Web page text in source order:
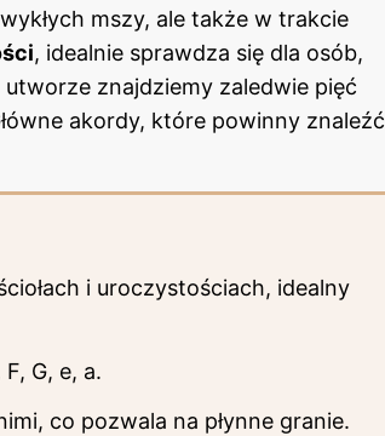
mszy, ale także w trakcie
, idealnie sprawdza się dla osób,
znajdziemy zaledwie pięć
akordy, które powinny znaleźć
i uroczystościach, idealny
G, e, a.
co pozwala na płynne granie.